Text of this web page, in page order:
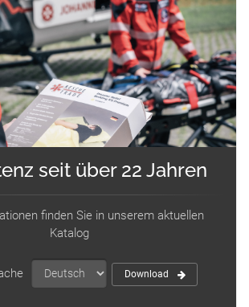
seit über 22 Jahren
finden Sie in unserem aktuellen
Katalog
Download